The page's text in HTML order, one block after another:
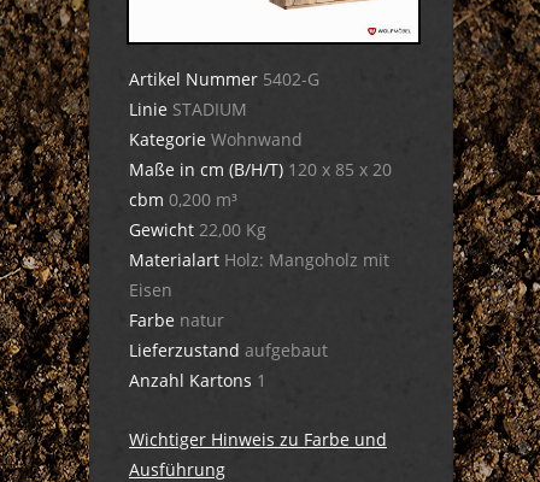
Artikel Nummer 5402-G
Linie STADIUM
Kategorie Wohnwand
Maße in cm (B/H/T) 120 x 85 x 20
cbm 0,200 m³
Gewicht 22,00 Kg
Materialart Holz: Mangoholz mit
Eisen
Farbe natur
Lieferzustand aufgebaut
Anzahl Kartons 1
Wichtiger Hinweis zu Farbe und
Ausführung